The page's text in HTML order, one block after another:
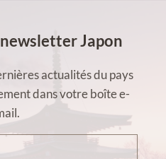
Japon
actualités du pays
dans votre boîte e-